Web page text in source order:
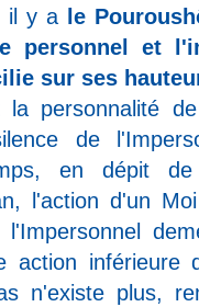
il y a
le
personnel et
sur ses
la personnalité
de
en dépit
l'action d'un
action inférieure
n'existe plus,